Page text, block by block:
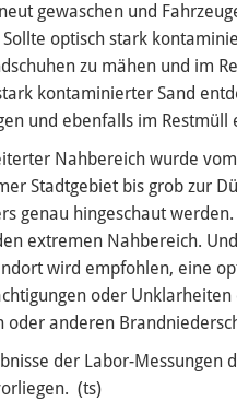
gewaschen und
optisch stark
zu mähen und im
kontaminierter Sand
und ebenfalls im Restmüll
Nahbereich wurde
Stadtgebiet bis grob zur
genau hingeschaut
extremen Nahbereich.
wird empfohlen, eine
oder
oder anderen
der Labor-
(ts)